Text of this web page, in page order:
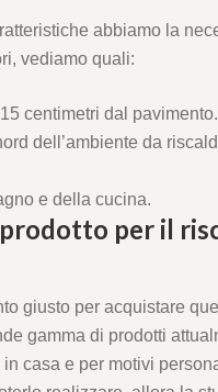
abbiamo la
vediamo quali:
centimetri dal pavimento.
dell’ambiente da
e della cucina.
per il
giusto per acquistare
gamma di prodotti
casa e per motivi